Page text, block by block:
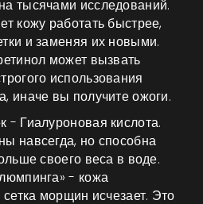
тысячами исследований.
кожу работать быстрее,
и заменяя их новыми.
может вызвать
использования
иначе вы получите ожоги.
- Гиалуроновая кислота.
навсегда, но способна
своего веса в воде.
- кожа
морщин исчезает. Это